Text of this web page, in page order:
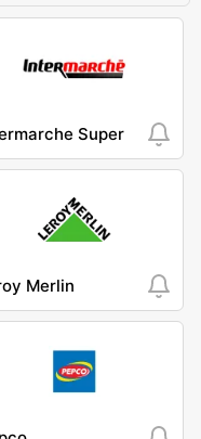
Super
Merlin